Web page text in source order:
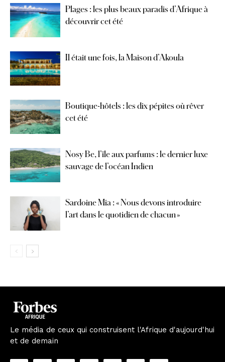
Plages : les plus beaux paradis d’Afrique à
découvrir cet été
Il était une fois, la Maison d’Akoula
Boutique-hôtels : les dix pépites où rêver
cet été
Nosy Be, l’île aux parfums : le dernier luxe
sauvage de l’océan Indien
Sardoine Mia : « Nous devons introduire
l’art dans le quotidien de chacun »
Le média de ceux qui construisent l'Afrique d'aujourd'hui
et de demain